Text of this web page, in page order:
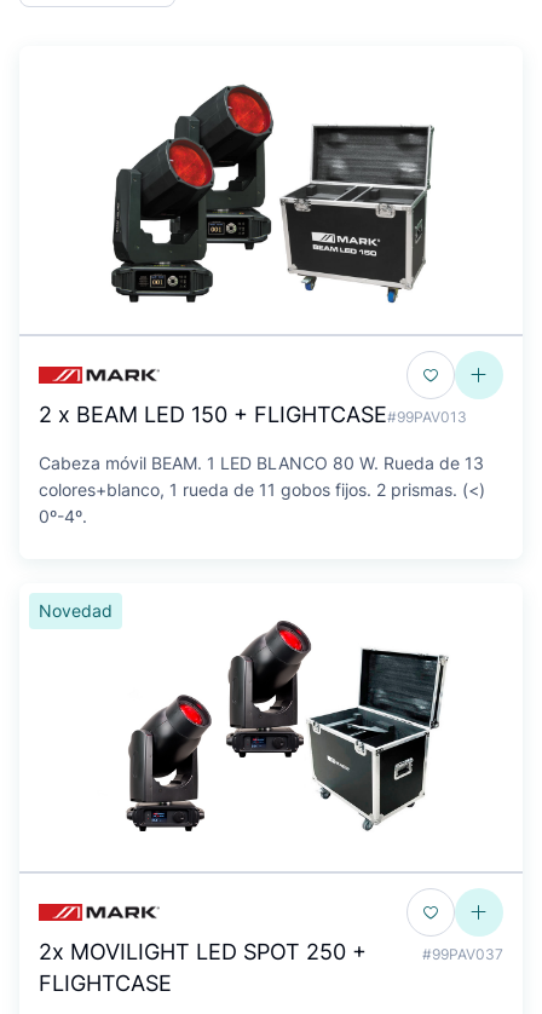
2 x BEAM LED 150 + FLIGHTCASE#99PAV013
Cabeza móvil BEAM. 1 LED BLANCO 80 W. Rueda de 13
colores+blanco, 1 rueda de 11 gobos fijos. 2 prismas. (<)
0º-4º.
Novedad
2x MOVILIGHT LED SPOT 250 +
FLIGHTCASE
#99PAV037